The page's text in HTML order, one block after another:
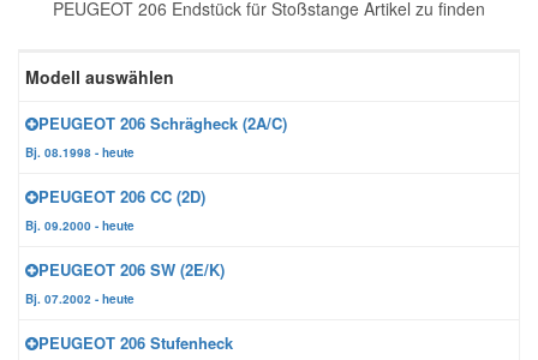
PEUGEOT 206 Endstück für Stoßstange Artikel zu finden
Modell auswählen
PEUGEOT 206 Schrägheck (2A/C)
Bj. 08.1998 - heute
PEUGEOT 206 CC (2D)
Bj. 09.2000 - heute
PEUGEOT 206 SW (2E/K)
Bj. 07.2002 - heute
PEUGEOT 206 Stufenheck
Zündanlage und Glühanlage